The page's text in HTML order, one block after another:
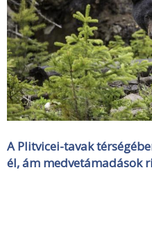
A Plitvicei-tavak
él, ám medvetámadások